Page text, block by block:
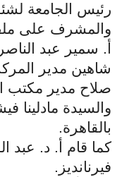
رئيس الجامعة
والمشرف على
أ. سمير عبد
شاهين مدير
صلاح مدير مكتب
والسيدة مادلينا
بالقاهرة.
كما قام أ. د. عبد
فيرنانديز .